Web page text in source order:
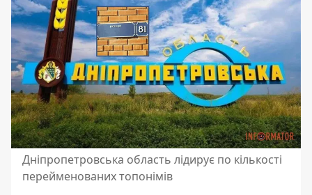
Дніпропетровська область лідирує по кількості
перейменованих топонімів